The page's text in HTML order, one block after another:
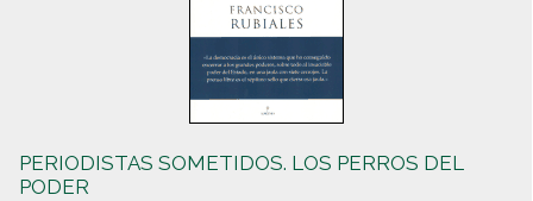
PERIODISTAS SOMETIDOS. LOS PERROS DEL
PODER